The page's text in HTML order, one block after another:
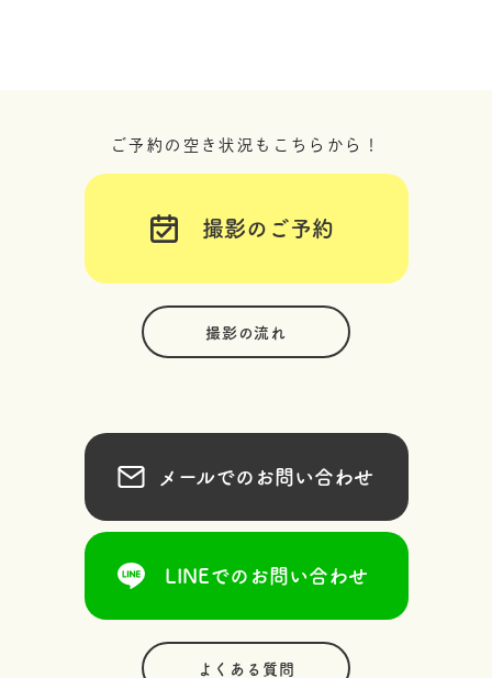
ご予約の空き状況もこちらから！
撮影のご予約
撮影の流れ
メールでのお問い合わせ
LINEでのお問い合わせ
よくある質問